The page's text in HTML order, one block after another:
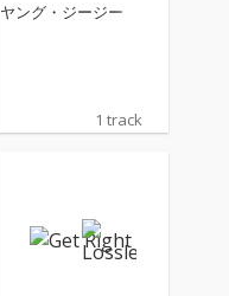
ヤング・ジージー
1 track